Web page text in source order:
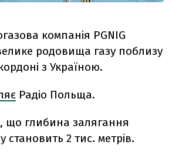
компанія PGNIG
родовища газу поблизу
з Україною.
Радіо Польща.
що глибина залягання
становить 2 тис. метрів.